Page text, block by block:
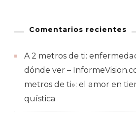
Comentarios recientes
A 2 metros de ti:
dónde ver –
metros de ti»: el amor en
quística